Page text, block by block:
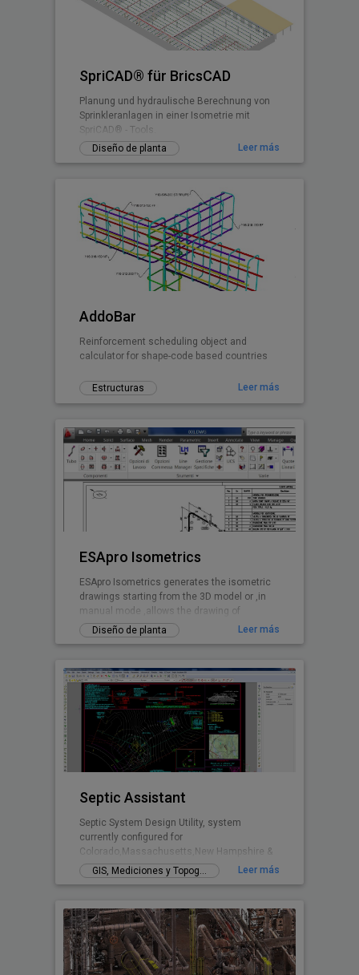
SpriCAD® für BricsCAD
Planung und hydraulische Berechnung von
Sprinkleranlagen in einer Isometrie mit
SpriCAD® - Tools.
Diseño de planta
Leer más
AddoBar
Reinforcement scheduling object and
calculator for shape-code based countries
Estructuras Leer más
ESApro Isometrics
ESApro Isometrics generates the isometric
drawings starting from the 3D model or ,in
manual mode ,allows the drawing of
isometrics from scratch
Diseño de planta Leer más
Septic Assistant
Septic System Design Utility, system
currently configured for
Colorado,Massachusetts,New Hampshire &
Rhode Island.
GIS, Mediciones y Topografía Leer más